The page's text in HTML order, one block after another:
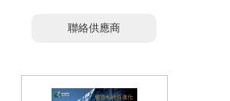
聯絡供應商